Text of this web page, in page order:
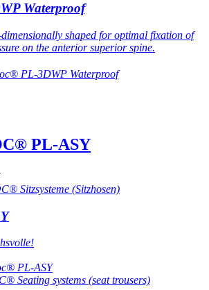
Waterproof
shaped for optimal fixation of
on the anterior superior spine.
PL-3DWP Waterproof
PL-ASY
Sitzsysteme (Sitzhosen)
PL-ASY
Seating systems (seat trousers)